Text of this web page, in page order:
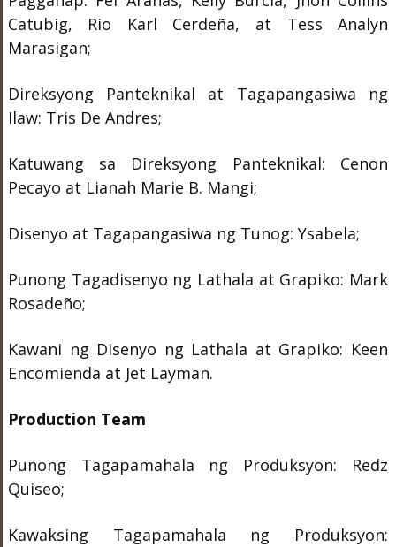
Catubig, Rio Karl Cerdeña, at Tess Analyn
Marasigan;
Direksyong Panteknikal at Tagapangasiwa ng
Ilaw: Tris De Andres;
Katuwang sa Direksyong Panteknikal: Cenon
Pecayo at Lianah Marie B. Mangi;
Disenyo at Tagapangasiwa ng Tunog: Ysabela;
Punong Tagadisenyo ng Lathala at Grapiko: Mark
Rosadeño;
Kawani ng Disenyo ng Lathala at Grapiko: Keen
Encomienda at Jet Layman.
Production Team
Punong Tagapamahala ng Produksyon: Redz
Quiseo;
Kawaksing Tagapamahala ng Produksyon: